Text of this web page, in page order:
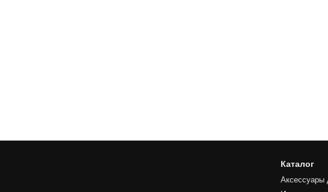
Каталог
Аксессуары